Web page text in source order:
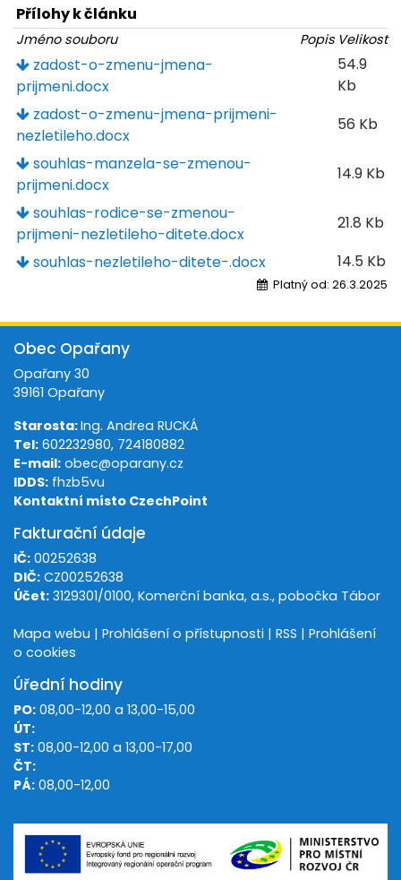
Přílohy k článku
Jméno souboru Popis Velikost
zadost-o-zmenu-jmena-
prijmeni.docx
54.9
Kb
zadost-o-zmenu-jmena-prijmeni-
nezletileho.docx
56 Kb
souhlas-manzela-se-zmenou-
prijmeni.docx
14.9 Kb
souhlas-rodice-se-zmenou-
prijmeni-nezletileho-ditete.docx
21.8 Kb
souhlas-nezletileho-ditete-.docx
14.5 Kb
Platný od: 26.3.2025
Obec Opařany
Opařany 30
39161 Opařany
Starosta:Ing. Andrea RUCKÁ
Tel: 602232980, 724180882
E-mail: obec@oparany.cz
IDDS: fhzb5vu
Kontaktní místo CzechPoint
Fakturační údaje
IČ: 00252638
DIČ: CZ00252638
Účet: 3129301/0100, Komerční banka, a.s., pobočka Tábor
Mapa webu | Prohlášení o přístupnosti | RSS | Prohlášení
o cookies
Úřední hodiny
PO: 08,00-12,00 a 13,00-15,00
ÚT:
ST: 08,00-12,00 a 13,00-17,00
ČT:
PÁ: 08,00-12,00